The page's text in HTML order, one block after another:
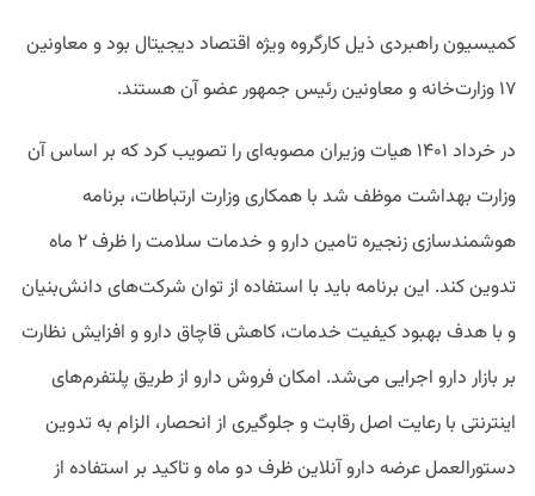
کمیسیون راهبردی ذیل کارگروه ویژه اقتصاد دیجیتال بود و معاونین
۱۷ وزارت‌خانه و معاونین رئیس جمهور عضو آن هستند.
در خرداد ۱۴۰۱ هیات وزیران مصوبه‌ای را تصویب کرد که بر اساس آن
وزارت بهداشت موظف شد با همکاری وزارت ارتباطات، برنامه
هوشمندسازی زنجیره تامین دارو و خدمات سلامت را ظرف ۲ ماه
تدوین کند. این برنامه باید با استفاده از توان شرکت‌های دانش‌بنیان
و با هدف بهبود کیفیت خدمات، کاهش قاچاق دارو و افزایش نظارت
بر بازار دارو اجرایی می‌شد. امکان فروش دارو از طریق پلتفرم‌های
اینترنتی با رعایت اصل رقابت و جلوگیری از انحصار، الزام به تدوین
دستورالعمل عرضه دارو آنلاین ظرف دو ماه و تاکید بر استفاده از